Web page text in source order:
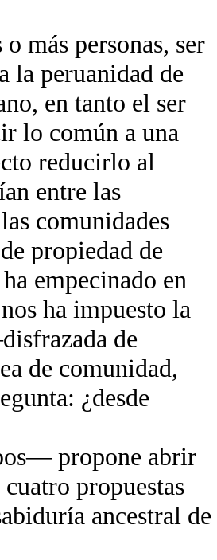
más personas, ser
la peruanidad de
en tanto el ser
lo común a una
reducirlo al
entre las
comunidades
propiedad de
empecinado en
ha impuesto la
de
de comunidad,
¿desde
propone abrir
propuestas
ancestral de